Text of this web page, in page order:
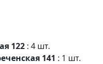
122 : 4 шт.
141 : 1 шт.